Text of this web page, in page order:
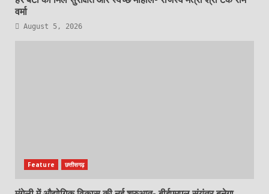
वर्मा
August 5, 2026
Feature छत्तीसगढ़